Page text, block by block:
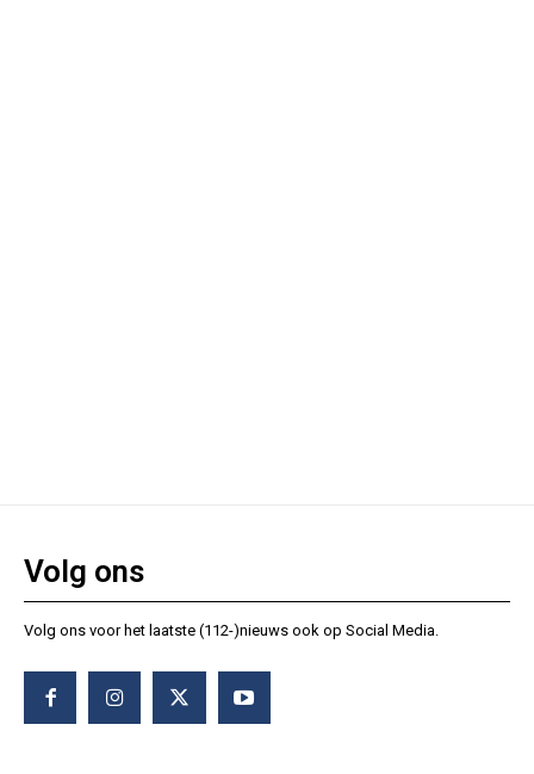
Volg ons
Volg ons voor het laatste (112-)nieuws ook op Social Media.